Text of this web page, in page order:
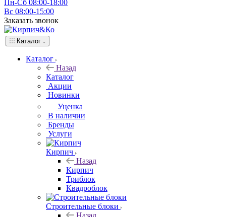
Пн-Сб 08:00-18:00
Вс 08:00-15:00
Заказать звонок
Каталог
Каталог
Назад
Каталог
Акции
Новинки
Уценка
В наличии
Бренды
Услуги
Кирпич
Назад
Кирпич
Триблок
Квадроблок
Строительные блоки
Назад